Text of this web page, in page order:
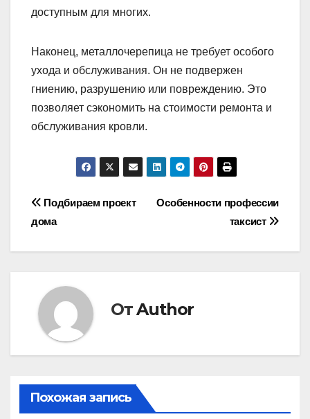
доступным для многих.
Наконец, металлочерепица не требует особого
ухода и обслуживания. Он не подвержен
гниению, разрушению или повреждению. Это
позволяет сэкономить на стоимости ремонта и
обслуживания кровли.
Навигация
по
Особенности профессии
таксист
Подбираем проект
дома
ОтAuthor
Похожая запись